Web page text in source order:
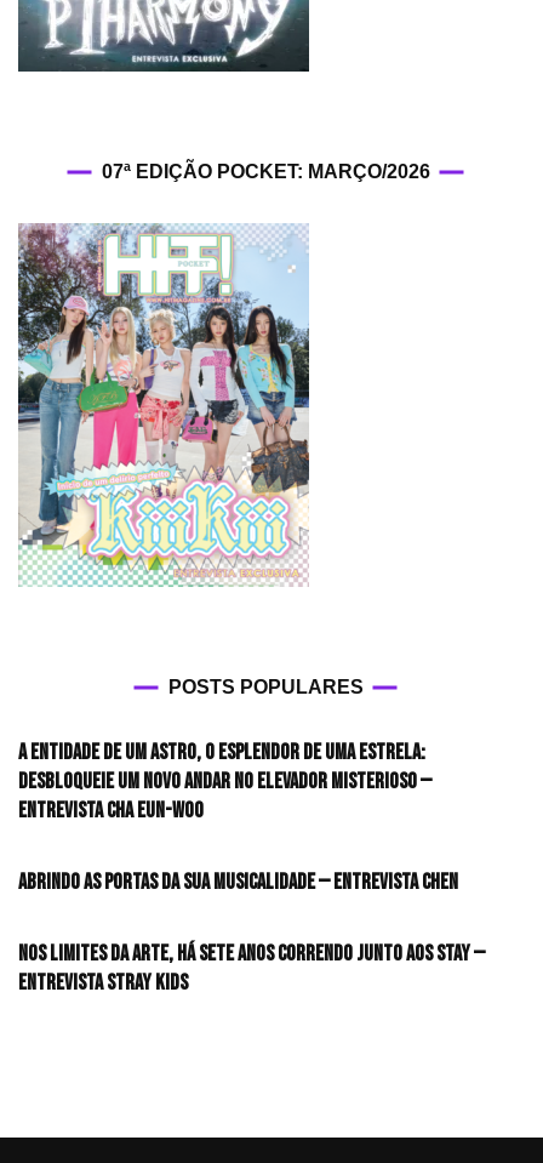
07ª EDIÇÃO POCKET: MARÇO/2026
POSTS POPULARES
A entidade de um astro, o esplendor de uma estrela:
desbloqueie um novo andar no elevador misterioso —
Entrevista CHA EUN-WOO
Abrindo as portas da sua musicalidade — Entrevista CHEN
Nos limites da arte, há sete anos correndo junto aos STAY —
Entrevista Stray Kids